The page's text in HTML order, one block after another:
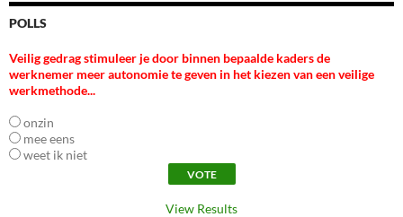
POLLS
Veilig gedrag stimuleer je door binnen bepaalde kaders de
werknemer meer autonomie te geven in het kiezen van een veilige
werkmethode...
onzin
mee eens
weet ik niet
View Results